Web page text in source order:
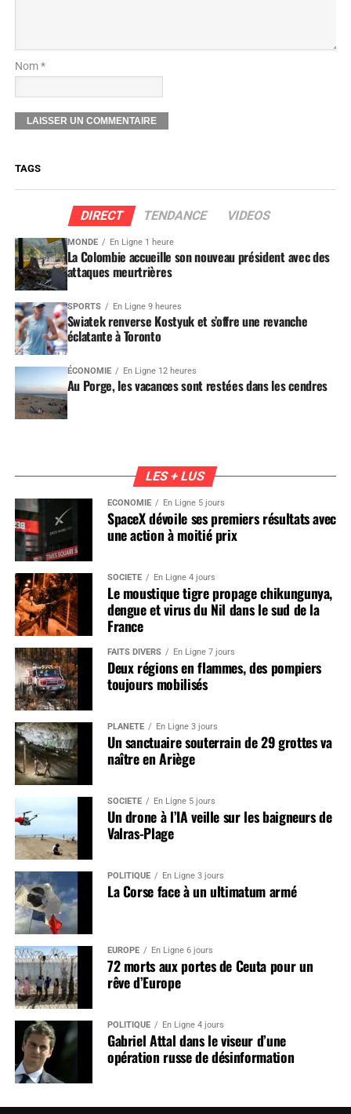
Nom *
TAGS
DIRECT TENDANCE VIDEOS
MONDE En Ligne 1 heure
La Colombie accueille son nouveau président avec des
attaques meurtrières
SPORTS En Ligne 9 heures
Swiatek renverse Kostyuk et s’offre une revanche
éclatante à Toronto
ÉCONOMIE En Ligne 12 heures
Au Porge, les vacances sont restées dans les cendres
LES + LUS
ÉCONOMIE En Ligne 5 jours
SpaceX dévoile ses premiers résultats avec
une action à moitié prix
SOCIÉTÉ En Ligne 4 jours
Le moustique tigre propage chikungunya,
dengue et virus du Nil dans le sud de la
France
FAITS DIVERS En Ligne 7 jours
Deux régions en flammes, des pompiers
toujours mobilisés
PLANÈTE En Ligne 3 jours
Un sanctuaire souterrain de 29 grottes va
naître en Ariège
SOCIÉTÉ En Ligne 5 jours
Un drone à l’IA veille sur les baigneurs de
Valras-Plage
POLITIQUE En Ligne 3 jours
La Corse face à un ultimatum armé
EUROPE En Ligne 6 jours
72 morts aux portes de Ceuta pour un
rêve d’Europe
POLITIQUE En Ligne 4 jours
Gabriel Attal dans le viseur d’une
opération russe de désinformation